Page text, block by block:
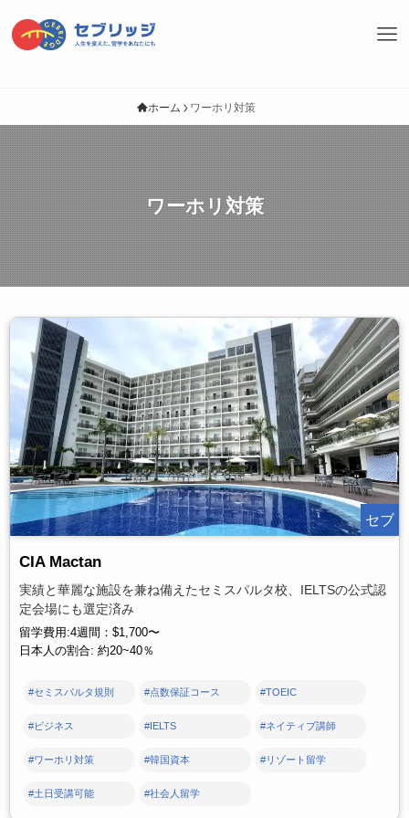
ホーム ワーホリ対策
ワーホリ対策
セブ
CIA Mactan
実績と華麗な施設を兼ね備えたセミスパルタ校、IELTSの公式認
定会場にも選定済み
留学費用:4週間：$1,700〜
日本人の割合: 約20~40％
#セミスパルタ規則 #点数保証コース #TOEIC
#ビジネス #IELTS #ネイティブ講師
#ワーホリ対策 #韓国資本 #リゾート留学
#土日受講可能 #社会人留学